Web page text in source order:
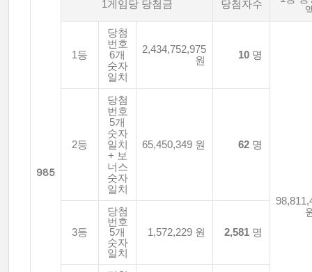
985
1게임당 당첨금 당첨자수
1등
당첨
번호
6개
숫자
일치
2,434,752,975
원
10 명
2등
당첨
번호
5개
숫자
일치
+ 보
너스
숫자
일치
65,450,349 원 62 명
3등
당첨
번호
5개
숫자
일치
1,572,229 원 2,581 명